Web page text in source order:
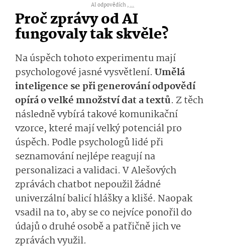
AI odpovědích ,...
Proč zprávy od AI
fungovaly tak skvěle?
Na úspěch tohoto experimentu mají
psychologové jasné vysvětlení. Umělá
inteligence se při generování odpovědí
opírá o velké množství dat a textů. Z těch
následně vybírá takové komunikační
vzorce, které mají velký potenciál pro
úspěch. Podle psychologů lidé při
seznamování nejlépe reagují na
personalizaci a validaci. V Alešových
zprávách chatbot nepoužil žádné
univerzální balicí hlášky a klišé. Naopak
vsadil na to, aby se co nejvíce ponořil do
údajů o druhé osobě a patřičně jich ve
zprávách využil.